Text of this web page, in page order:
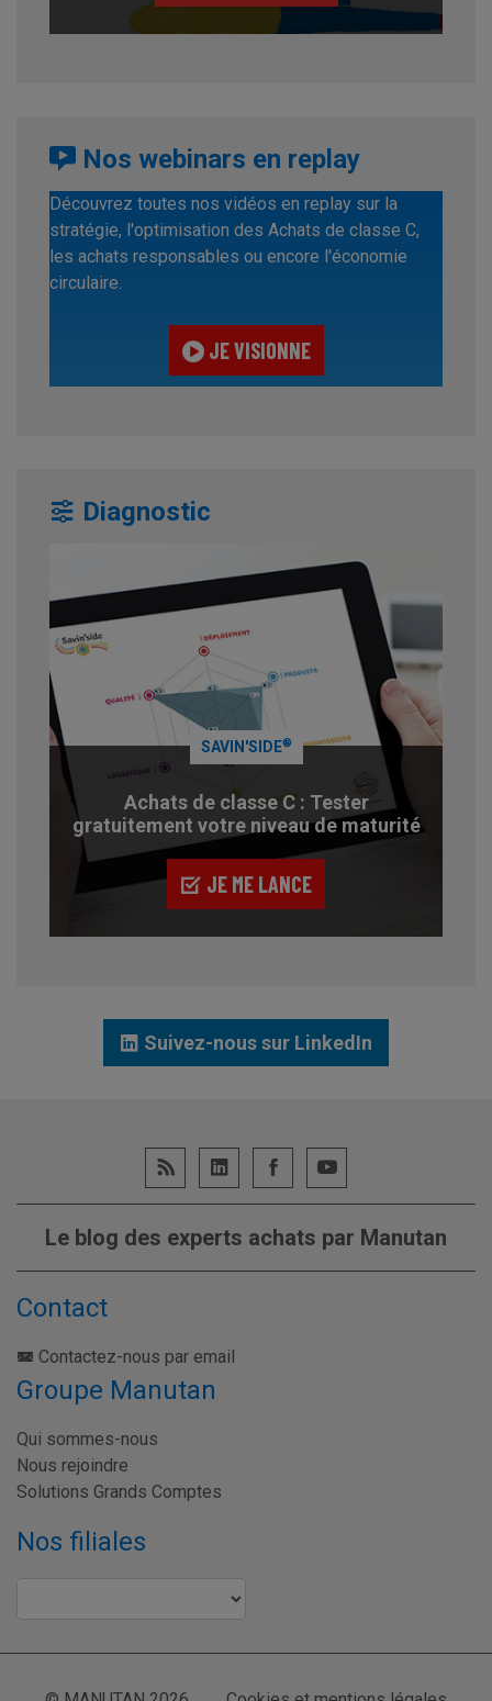
Nos webinars en replay
Découvrez toutes nos vidéos en replay sur la
stratégie, l'optimisation des Achats de classe C,
les achats responsables ou encore l'économie
circulaire.
JE VISIONNE
Diagnostic
SAVIN'SIDE®
Achats de classe C : Tester
gratuitement votre niveau de maturité
JE ME LANCE
Suivez-nous sur LinkedIn
Le blog des experts achats par Manutan
Contact
Contactez-nous par email
Groupe Manutan
Qui sommes-nous
Nous rejoindre
Solutions Grands Comptes
Nos filiales